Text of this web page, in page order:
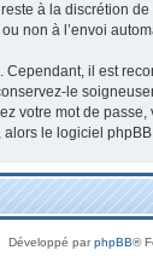
à la discrétion
non à l’envoi
il est
le
votre mot de
le logiciel
Développé parphpBB®